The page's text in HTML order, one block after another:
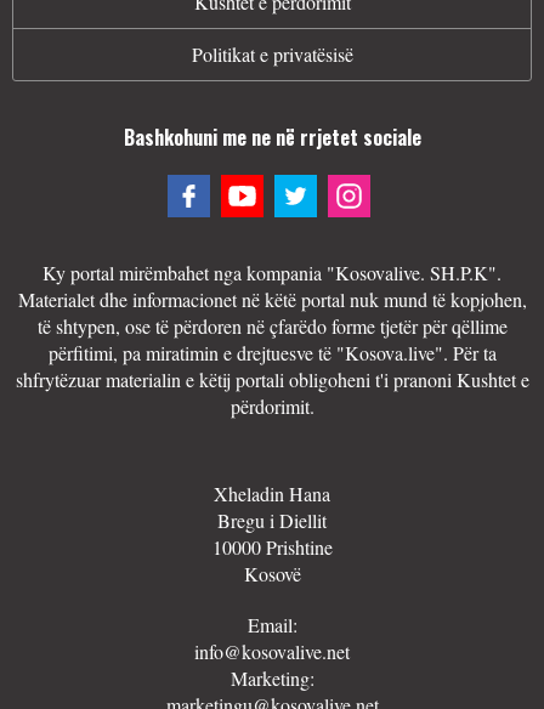
Politikat e privatësisë
Bashkohuni me ne në rrjetet sociale
Ky portal mirëmbahet nga kompania "Kosovalive. SH.P.K".
Materialet dhe informacionet në këtë portal nuk mund të kopjohen,
të shtypen, ose të përdoren në çfarëdo forme tjetër për qëllime
përfitimi, pa miratimin e drejtuesve të "Kosova.live". Për ta
shfrytëzuar materialin e këtij portali obligoheni t'i pranoni Kushtet e
përdorimit.
Xheladin Hana
Bregu i Diellit
10000 Prishtine
Kosovë
Email:
info@kosovalive.net
Marketing: